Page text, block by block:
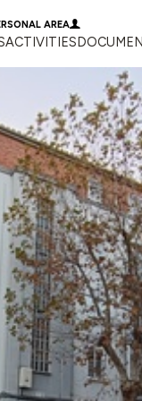
AREA
ACTIVITIES